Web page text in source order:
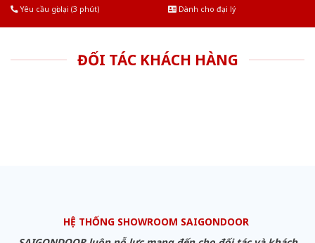
Yêu cầu gọi lại (3 phút)
Dành cho đại lý
ĐỐI TÁC KHÁCH HÀNG
HỆ THỐNG SHOWROOM SAIGONDOOR